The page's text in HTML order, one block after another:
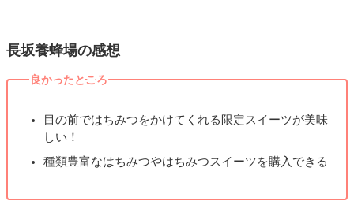
長坂養蜂場の感想
良かったところ
目の前ではちみつをかけてくれる限定スイーツが美味
しい！
種類豊富なはちみつやはちみつスイーツを購入できる